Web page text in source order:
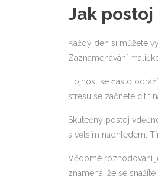
Jak
Každý den si můžete
Zaznamenávání
Hojnost se často
stresu se začnete cítit
Skutečný postoj
s větším nadhledem.
Vědomé rozhodování
znamená, že se